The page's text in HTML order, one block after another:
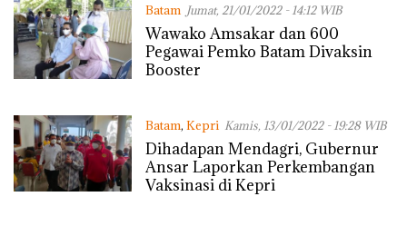
Batam Jumat, 21/01/2022 - 14:12 WIB
Wawako Amsakar dan 600
Pegawai Pemko Batam Divaksin
Booster
Batam, Kepri Kamis, 13/01/2022 - 19:28 WIB
Dihadapan Mendagri, Gubernur
Ansar Laporkan Perkembangan
Vaksinasi di Kepri